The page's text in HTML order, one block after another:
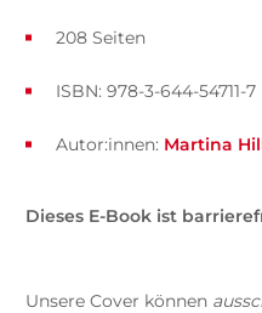
ISBN: 978-3-644-54711-7
208 Seiten
Autor:innen: Martina
Dieses E-Book ist
Unsere Cover können